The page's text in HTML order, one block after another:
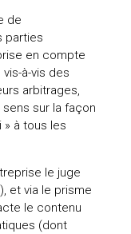
de
parties
en compte
à-vis des
arbitrages,
sur la façon
» à tous les
le juge
et via le prisme
le contenu
(dont